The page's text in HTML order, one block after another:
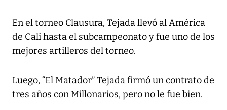
En el torneo Clausura, Tejada llevó al América
de Cali hasta el subcampeonato y fue uno de los
mejores artilleros del torneo.
Luego, “El Matador” Tejada firmó un contrato de
tres años con Millonarios, pero no le fue bien.